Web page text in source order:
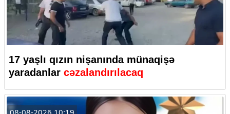
17 yaşlı qızın nişanında münaqişə
yaradanlar cəzalandırılacaq
08-08-2026 10:19